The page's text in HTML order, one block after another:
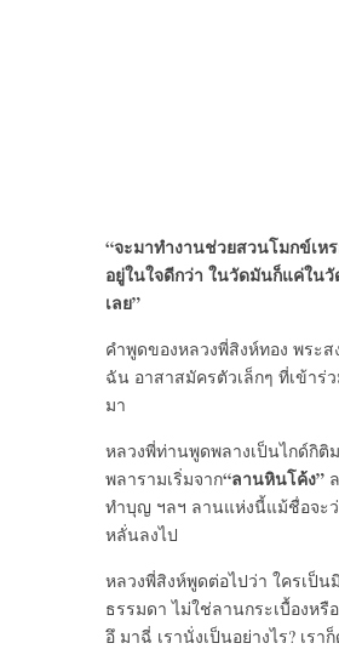
“จะมาทำงานช่วยสวนโมกข์เ
อยู่ในใจดีกว่า ในวัดมันก็แค่ใน
เลย”
คำพูดของหลวงพี่สิงห์ทอง พระ
ฉัน อาสาสมัครตัวเล็กๆ ที่เข้า
มา
หลวงพี่ท่านพูดพลางเป็นไกด์กิ
พลารามเริ่มจาก“ลานหินโค้ง”
ทำบุญ ฯลฯ ลานแห่งนี้แม้ชื่อจะ
หลั่นลงไป
หลวงพี่สิงห์พูดต่อไปว่า ใครเป็
ธรรมดา ไม่ใช่ลานกระเบื้องห
อึ มาฉี่ เรานั่งเป็นอย่างไร? เร